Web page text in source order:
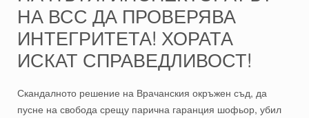
НА ВСС ДА ПРОВЕРЯВА
ИНТЕГРИТЕТА! ХОРАТА
ИСКАТ СПРАВЕДЛИВОСТ!
Скандалното решение на Врачанския окръжен съд, да
пусне на свобода срещу парична гаранция шофьор, убил